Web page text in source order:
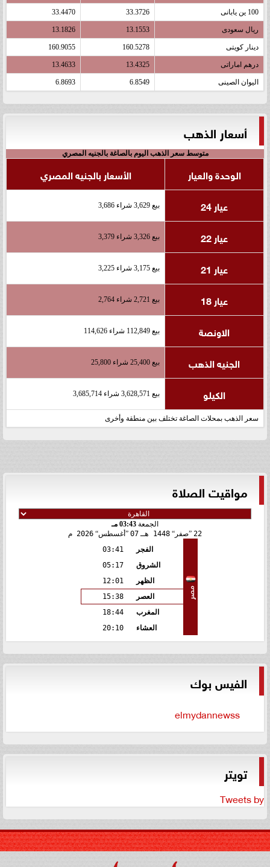
100 ين يابانى 33.3726
33.4470
ريال سعودى 13.1553
13.1826
دينار كويتى 160.5278
160.9055
درهم اماراتى 13.4325
13.4633
اليوان الصينى 6.8549
6.8693
أسعار الذهب
متوسط سعر الذهب اليوم بالصاغة بالجنيه المصري
الوحدة والعيار
الأسعار بالجنيه المصري
عيار 24
بيع 3,629 شراء 3,686
عيار 22 بيع 3,326 شراء 3,379
عيار 21 بيع 3,175 شراء 3,225
عيار 18 بيع 2,721 شراء 2,764
الاونصة بيع 112,849 شراء 114,626
الجنيه الذهب بيع 25,400 شراء 25,800
الكيلو بيع 3,628,571 شراء 3,685,714
سعر الذهب بمحلات الصاغة تختلف بين منطقة وأخرى
مواقيت الصلاة
الجمعة 03:43 مـ
22 صفر 1448 هـ 07 أغسطس 2026 م
مصر
الفجر
03:41
الشروق
05:17
الظهر
12:01
العصر
15:38
المغرب
18:44
العشاء
20:10
الفيس بوك
elmydannewss
تويتر
Tweets by